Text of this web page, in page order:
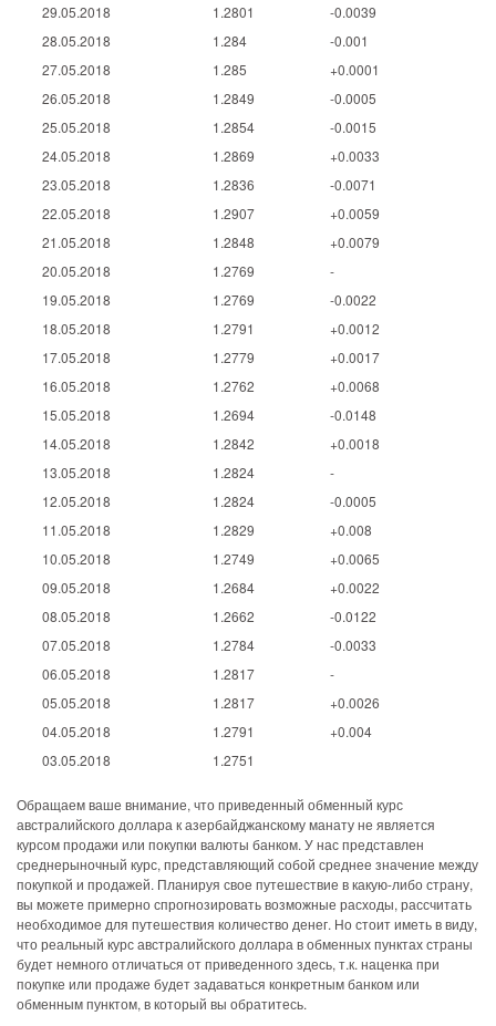
29.05.2018
1.2801
-0.0039
28.05.2018
1.284
-0.001
27.05.2018
1.285
+0.0001
26.05.2018
1.2849
-0.0005
25.05.2018
1.2854
-0.0015
24.05.2018
1.2869
+0.0033
23.05.2018
1.2836
-0.0071
22.05.2018
1.2907
+0.0059
21.05.2018
1.2848
+0.0079
20.05.2018
1.2769
-
19.05.2018
1.2769
-0.0022
18.05.2018
1.2791
+0.0012
17.05.2018
1.2779
+0.0017
16.05.2018
1.2762
+0.0068
15.05.2018
1.2694
-0.0148
14.05.2018
1.2842
+0.0018
13.05.2018
1.2824
-
12.05.2018
1.2824
-0.0005
11.05.2018
1.2829
+0.008
10.05.2018
1.2749
+0.0065
09.05.2018
1.2684
+0.0022
08.05.2018
1.2662
-0.0122
07.05.2018
1.2784
-0.0033
06.05.2018
1.2817
-
05.05.2018
1.2817
+0.0026
04.05.2018
1.2791
+0.004
03.05.2018
1.2751
Обращаем ваше внимание, что приведенный обменный курс
австралийского доллара к азербайджанскому манату не является
курсом продажи или покупки валюты банком. У нас представлен
среднерыночный курс, представляющий собой среднее значение между
покупкой и продажей. Планируя свое путешествие в какую-либо страну,
вы можете примерно спрогнозировать возможные расходы, рассчитать
необходимое для путешествия количество денег. Но стоит иметь в виду,
что реальный курс австралийского доллара в обменных пунктах страны
будет немного отличаться от приведенного здесь, т.к. наценка при
покупке или продаже будет задаваться конкретным банком или
обменным пунктом, в который вы обратитесь.